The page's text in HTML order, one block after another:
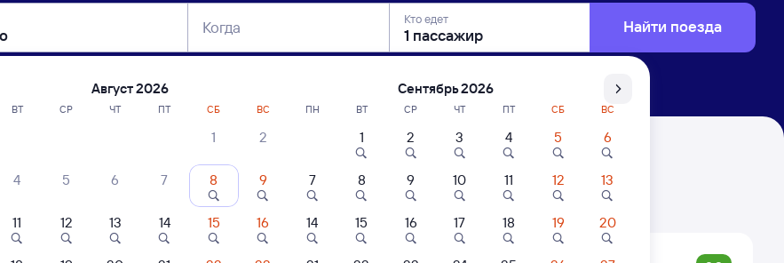
Когда Кто едет Найти поезда
поездов Нижнеудинск — Выдрино
билетов на 5 ноября. Отправление и прибытие по местному времени. Цены за 1 пассажира
Фирменный
Август 2026
ВТ СР ЧТ ПТ СБ ВС
1 2
4 5 6 7 8 9
11 12 13 14 15 16
Сентябрь 2026
ПН ВТ СР ЧТ ПТ СБ ВС
1 2 3 4 5 6
7 8 9 10 11 12 13
14 15 16 17 18 19 20